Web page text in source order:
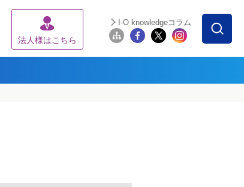
法人様はこちら
I-O knowledgeコラム